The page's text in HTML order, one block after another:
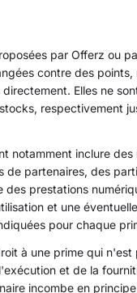
par Offerz ou
contre des points,
Elles ne
respectivement
notamment inclure
de partenaires, des
des prestations
et une
pour chaque
à une prime qui n'est
et de la
incombe en